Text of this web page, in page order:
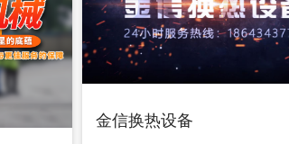
金信换热设备